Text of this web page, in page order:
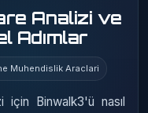
Analizi ve
Adımlar
Muhendislik Araclari
için Binwalk3'ü nasıl